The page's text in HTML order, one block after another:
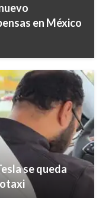
en México
se queda